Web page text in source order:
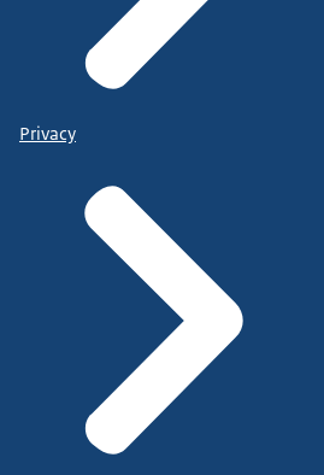
Privacy